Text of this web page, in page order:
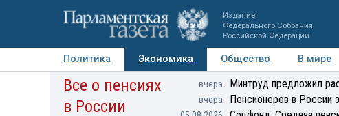
Издание
Федерального Собрания
Российской Федерации
Политика Экономика Общество В мире
Авторы Персоны Мнения Регионы
Все о пенсиях
в России
вчера Минтруд предложил
вчера Пенсионеров в России